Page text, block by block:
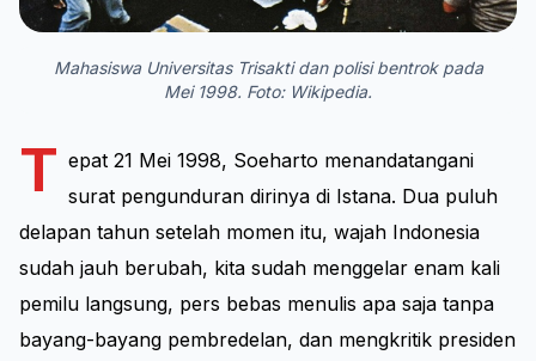
Mahasiswa Universitas Trisakti dan polisi bentrok pada
Mei 1998. Foto: Wikipedia.
T epat 21 Mei 1998, Soeharto menandatangani
surat pengunduran dirinya di Istana. Dua puluh
delapan tahun setelah momen itu, wajah Indonesia
sudah jauh berubah, kita sudah menggelar enam kali
pemilu langsung, pers bebas menulis apa saja tanpa
bayang-bayang pembredelan, dan mengkritik presiden